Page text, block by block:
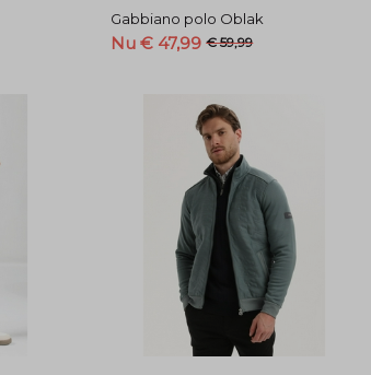
Gabbiano polo Oblak
Nu € 47,99 € 59,99